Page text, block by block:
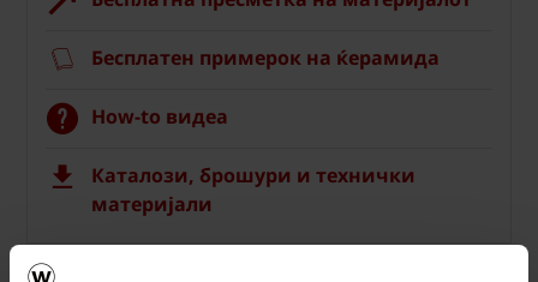
Бесплатен примерок на ќерамида
How-to видеа
Каталози, брошури и технички
материјали